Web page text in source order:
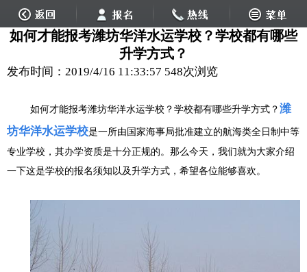
如何才能报考潍坊华洋水运学校？学校都有哪些
升学方式？
发布时间：2019/4/16 11:33:57 548次浏览
如何才能报考潍坊华洋水运学校？学校都有哪些升学方式？ 潍
坊华洋水运学校是一所由国家海事局批准建立的航海类全日制中等
专业学校，其办学资质是十分正规的。那么今天，我们就为大家介绍
一下这是学校的报名须知以及升学方式，希望各位能够喜欢。